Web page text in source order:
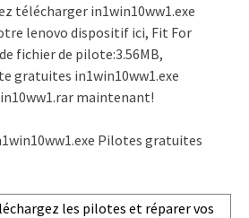
télécharger in1win10ww1.exe
lenovo dispositif ici, Fit For
fichier de pilote:3.56MB,
gratuites in1win10ww1.exe
maintenant!
Pilotes gratuites
les pilotes et réparer vos